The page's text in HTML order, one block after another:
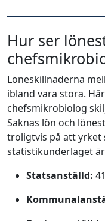
Hur ser
Löneskillnaderna
ibland vara stora.
chefsmikrobiolog
Saknas lön och
troligtvis på att yrket
statistikunderlaget
Statsanställd: